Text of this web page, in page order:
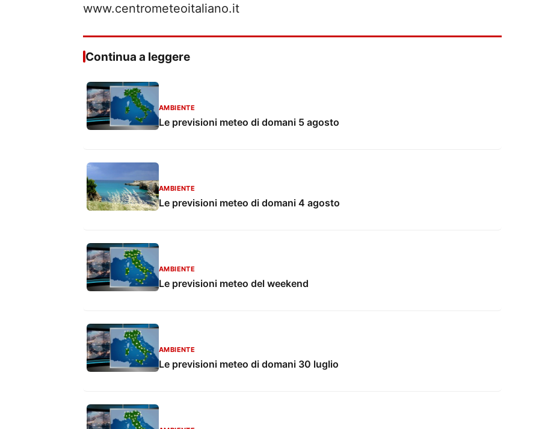
www.centrometeoitaliano.it
Continua a leggere
AMBIENTE
Le previsioni meteo di domani 5 agosto
AMBIENTE
Le previsioni meteo di domani 4 agosto
AMBIENTE
Le previsioni meteo del weekend
AMBIENTE
Le previsioni meteo di domani 30 luglio